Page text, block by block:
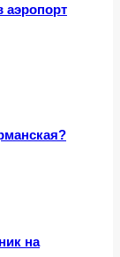
аэропорт
на